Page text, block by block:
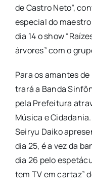
de Castro Neto”,
especial do
dia 14 o show
árvores” com o
Para os amantes
trará a Banda
pela Prefeitura
Música e
Seiryu Daiko
dia 25, é a vez da
dia 26 pelo
tem TV em cartaz”